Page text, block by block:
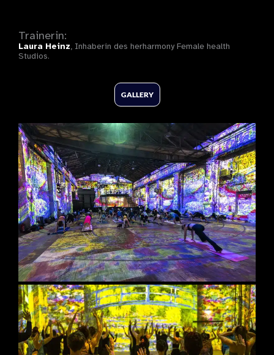
Trainerin:
Laura Heinz, Inhaberin des herharmony Female health
Studios.
GALLERY